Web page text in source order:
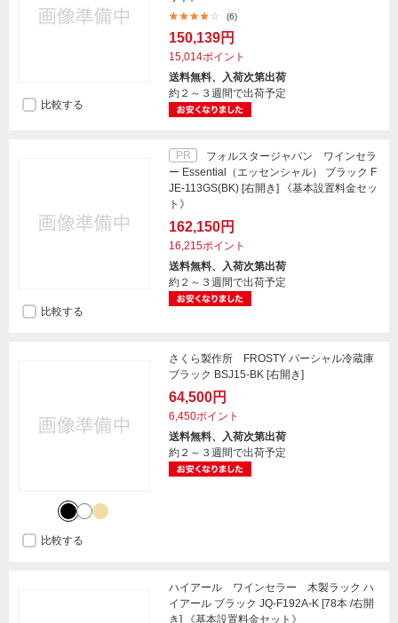
(6)
150,139円
15,014ポイント
送料無料、入荷次第出荷
約２～３週間で出荷予定
比較する
PR
フォルスタージャパン ワインセラ
ー Essential（エッセンシャル） ブラック F
JE-113GS(BK) [右開き] 《基本設置料金セッ
ト》
162,150円
16,215ポイント
送料無料、入荷次第出荷
約２～３週間で出荷予定
比較する
さくら製作所 FROSTY パーシャル冷蔵庫
ブラック BSJ15-BK [右開き]
64,500円
6,450ポイント
送料無料、入荷次第出荷
約２～３週間で出荷予定
比較する
ハイアール ワインセラー 木製ラック ハ
イアール ブラック JQ-F192A-K [78本 /右開
き] 《基本設置料金セット》